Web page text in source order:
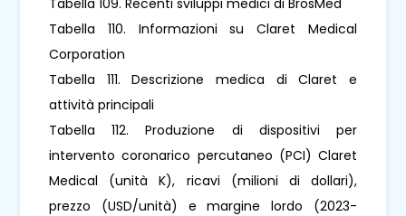
Tabella 110. Informazioni su Claret Medical
Corporation
Tabella 111. Descrizione medica di Claret e
attività principali
Tabella 112. Produzione di dispositivi per
intervento coronarico percutaneo (PCI) Claret
Medical (unità K), ricavi (milioni di dollari),
prezzo (USD/unità) e margine lordo (2023-